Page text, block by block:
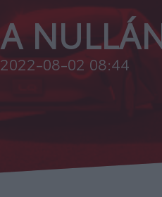
A
2022-08-02 08:44